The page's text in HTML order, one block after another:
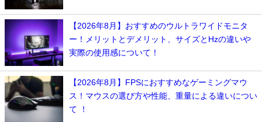
【2026年8月】おすすめのウルトラワイドモニタ
ー！メリットとデメリット、サイズとHzの違いや
実際の使用感について！
【2026年8月】FPSにおすすめなゲーミングマウ
ス！マウスの選び方や性能、重量による違いについ
て ！